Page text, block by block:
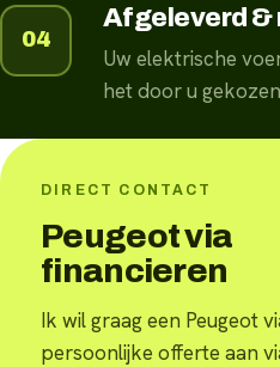
04
Afgeleverd &
Uw elektrische
het door u
DIRECT CONTACT
Peugeot via
financieren
Ik wil graag een Peugeot
persoonlijke offerte aan